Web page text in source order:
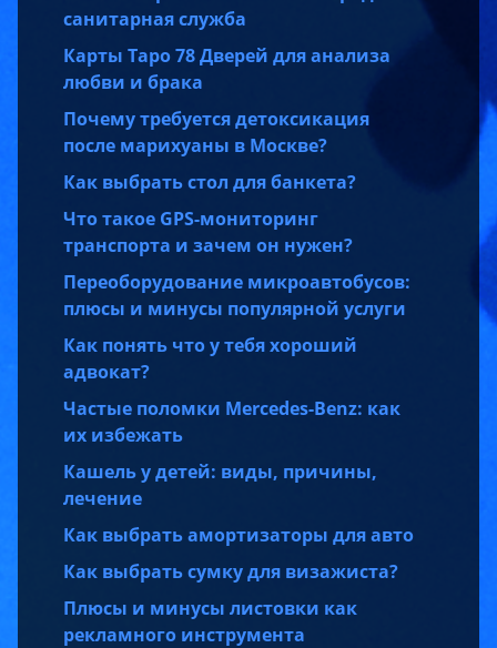
санитарная служба
Карты Таро 78 Дверей для анализа
любви и брака
Почему требуется детоксикация
после марихуаны в Москве?
Как выбрать стол для банкета?
Что такое GPS-мониторинг
транспорта и зачем он нужен?
Переоборудование микроавтобусов:
плюсы и минусы популярной услуги
Как понять что у тебя хороший
адвокат?
Частые поломки Mercedes-Benz: как
их избежать
Кашель у детей: виды, причины,
лечение
Как выбрать амортизаторы для авто
Как выбрать сумку для визажиста?
Плюсы и минусы листовки как
рекламного инструмента